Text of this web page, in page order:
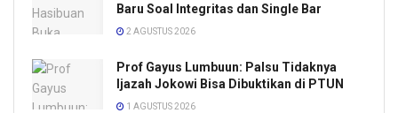
Baru Soal Integritas dan Single Bar
2 AGUSTUS 2026
Prof Gayus Lumbuun: Palsu Tidaknya
Ijazah Jokowi Bisa Dibuktikan di PTUN
1 AGUSTUS 2026